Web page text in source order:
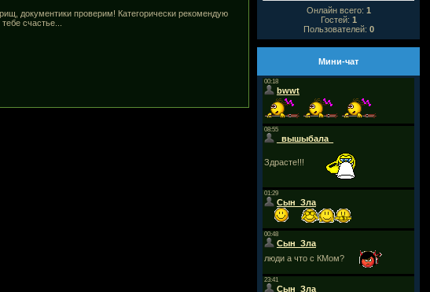
документики проверим! Категорически рекомендую
cчастье...
Онлайн всего: 1
Гостей: 1
Пользователей: 0
Мини-чат